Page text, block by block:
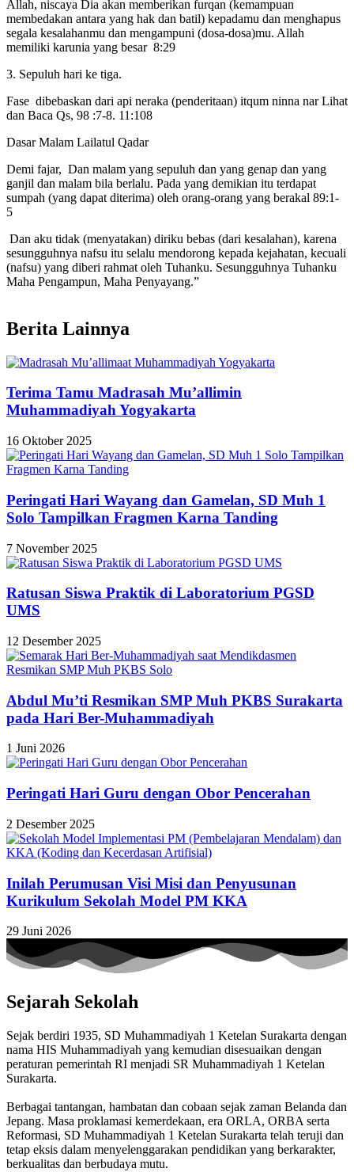
Allah, niscaya Dia akan memberikan furqan (kemampuan
membedakan antara yang hak dan batil) kepadamu dan menghapus
segala kesalahanmu dan mengampuni (dosa-dosa)mu. Allah
memiliki karunia yang besar 8:29
3. Sepuluh hari ke tiga.
Fase dibebaskan dari api neraka (penderitaan) itqum ninna nar Lihat
dan Baca Qs, 98 :7-8. 11:108
Dasar Malam Lailatul Qadar
Demi fajar, Dan malam yang sepuluh dan yang genap dan yang
ganjil dan malam bila berlalu. Pada yang demikian itu terdapat
sumpah (yang dapat diterima) oleh orang-orang yang berakal 89:1-
5
Dan aku tidak (menyatakan) diriku bebas (dari kesalahan), karena
sesungguhnya nafsu itu selalu mendorong kepada kejahatan, kecuali
(nafsu) yang diberi rahmat oleh Tuhanku. Sesungguhnya Tuhanku
Maha Pengampun, Maha Penyayang.”
Berita Lainnya
Terima Tamu Madrasah Mu’allimin
Muhammadiyah Yogyakarta
16 Oktober 2025
Peringati Hari Wayang dan Gamelan, SD Muh 1
Solo Tampilkan Fragmen Karna Tanding
7 November 2025
Ratusan Siswa Praktik di Laboratorium PGSD
UMS
12 Desember 2025
Abdul Mu’ti Resmikan SMP Muh PKBS Surakarta
pada Hari Ber-Muhammadiyah
1 Juni 2026
Peringati Hari Guru dengan Obor Pencerahan
2 Desember 2025
Inilah Perumusan Visi Misi dan Penyusunan
Kurikulum Sekolah Model PM KKA
29 Juni 2026
Sejarah Sekolah
Sejak berdiri 1935, SD Muhammadiyah 1 Ketelan Surakarta dengan
nama HIS Muhammadiyah yang kemudian disesuaikan dengan
peraturan pemerintah RI menjadi SR Muhammadiyah 1 Ketelan
Surakarta.
Berbagai tantangan, hambatan dan cobaan sejak zaman Belanda dan
Jepang. Masa proklamasi kemerdekaan, era ORLA, ORBA serta
Reformasi, SD Muhammadiyah 1 Ketelan Surakarta telah teruji dan
tetap eksis dalam menyelenggarakan pendidikan yang berkarakter,
berkualitas dan berbudaya mutu.